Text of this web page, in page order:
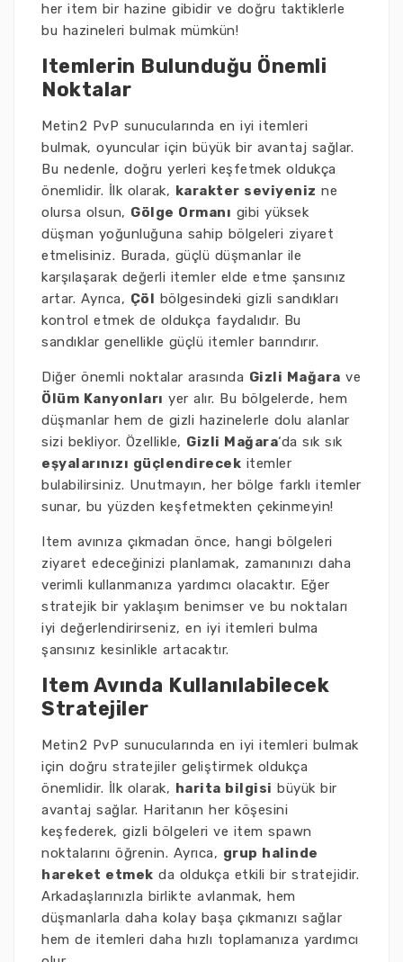
her item bir hazine gibidir ve doğru taktiklerle
bu hazineleri bulmak mümkün!
Itemlerin Bulunduğu Önemli
Noktalar
Metin2 PvP sunucularında en iyi itemleri
bulmak, oyuncular için büyük bir avantaj sağlar.
Bu nedenle, doğru yerleri keşfetmek oldukça
önemlidir. İlk olarak, karakter seviyeniz ne
olursa olsun, Gölge Ormanı gibi yüksek
düşman yoğunluğuna sahip bölgeleri ziyaret
etmelisiniz. Burada, güçlü düşmanlar ile
karşılaşarak değerli itemler elde etme şansınız
artar. Ayrıca, Çöl bölgesindeki gizli sandıkları
kontrol etmek de oldukça faydalıdır. Bu
sandıklar genellikle güçlü itemler barındırır.
Diğer önemli noktalar arasında Gizli Mağara ve
Ölüm Kanyonları yer alır. Bu bölgelerde, hem
düşmanlar hem de gizli hazinelerle dolu alanlar
sizi bekliyor. Özellikle, Gizli Mağara‘da sık sık
eşyalarınızı güçlendirecek itemler
bulabilirsiniz. Unutmayın, her bölge farklı itemler
sunar, bu yüzden keşfetmekten çekinmeyin!
Item avınıza çıkmadan önce, hangi bölgeleri
ziyaret edeceğinizi planlamak, zamanınızı daha
verimli kullanmanıza yardımcı olacaktır. Eğer
stratejik bir yaklaşım benimser ve bu noktaları
iyi değerlendirirseniz, en iyi itemleri bulma
şansınız kesinlikle artacaktır.
Item Avında Kullanılabilecek
Stratejiler
Metin2 PvP sunucularında en iyi itemleri bulmak
için doğru stratejiler geliştirmek oldukça
önemlidir. İlk olarak, harita bilgisi büyük bir
avantaj sağlar. Haritanın her köşesini
keşfederek, gizli bölgeleri ve item spawn
noktalarını öğrenin. Ayrıca, grup halinde
hareket etmek da oldukça etkili bir stratejidir.
Arkadaşlarınızla birlikte avlanmak, hem
düşmanlarla daha kolay başa çıkmanızı sağlar
hem de itemleri daha hızlı toplamanıza yardımcı